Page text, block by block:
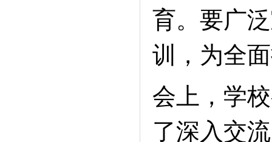
育。要广
训，为全
会上，学
了深入交